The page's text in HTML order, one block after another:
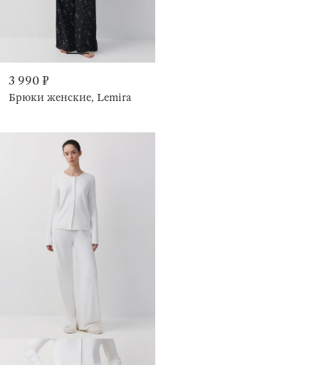
3 990 ₽
Брюки женские, Lemira